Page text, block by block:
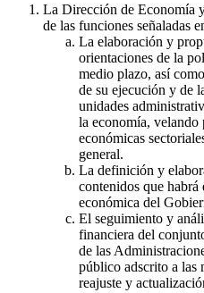
La Dirección de Economía
de las funciones señaladas
La elaboración y
orientaciones de la
medio plazo, así
de su ejecución y de
unidades
la economía, velando
económicas
general.
La definición y
contenidos que
económica del
El seguimiento y
financiera del
de las
público adscrito a las
reajuste y